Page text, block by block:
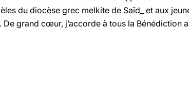
du diocèse grec melkite de Saïd_ et aux
De grand cœur, j’accorde à tous la Bénédiction